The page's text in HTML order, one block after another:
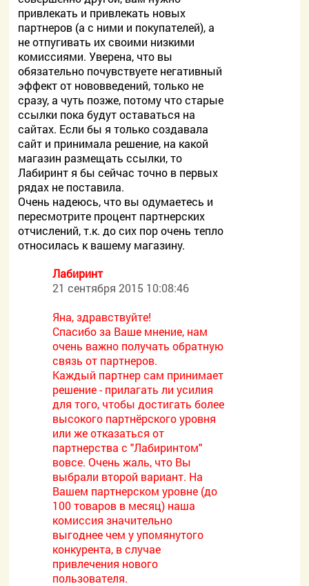
привлекать и привлекать новых
партнеров (а с ними и покупателей), а
не отпугивать их своими низкими
комиссиями. Уверена, что вы
обязательно почувствуете негативный
эффект от нововведений, только не
сразу, а чуть позже, потому что старые
ссылки пока будут оставаться на
сайтах. Если бы я только создавала
сайт и принимала решение, на какой
магазин размещать ссылки, то
Лабиринт я бы сейчас точно в первых
рядах не поставила.
Очень надеюсь, что вы одумаетесь и
пересмотрите процент партнерских
отчислений, т.к. до сих пор очень тепло
относилась к вашему магазину.
Лабиринт
21 сентября 2015 10:08:46
Яна, здравствуйте!
Спасибо за Ваше мнение, нам
очень важно получать обратную
связь от партнеров.
Каждый партнер сам принимает
решение - прилагать ли усилия
для того, чтобы достигать более
высокого партнёрского уровня
или же отказаться от
партнерства с "Лабиринтом"
вовсе. Очень жаль, что Вы
выбрали второй вариант. На
Вашем партнерском уровне (до
100 товаров в месяц) наша
комиссия значительно
выгоднее чем у упомянутого
конкурента, в случае
привлечения нового
пользователя.